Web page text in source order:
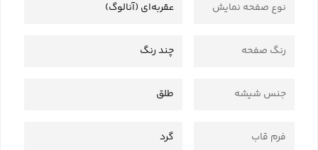
نوع صفحه نمایش عقربه‌ای (آنالوگ)
رنگ صفحه چند رنگ
جنس شیشه طلق
فرم قاب گرد